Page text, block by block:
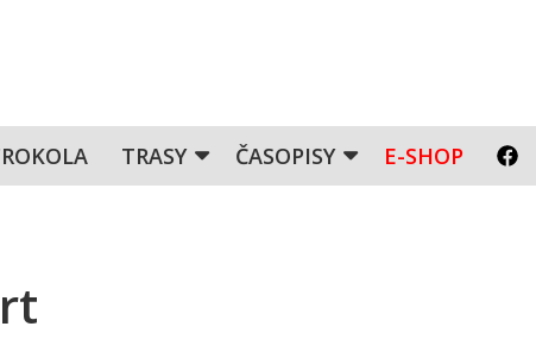
TRASY ČASOPISY E-SHOP